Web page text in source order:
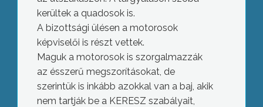
kerültek a quadosok is.
A bizottsági ülésen a motorosok
képviselői is részt vettek.
Maguk a motorosok is szorgalmazzák
az ésszerű megszorításokat, de
szerintük is inkább azokkal van a baj, akik
nem tartják be a KERESZ szabályait,